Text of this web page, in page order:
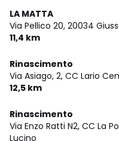
LA MATTA
Via Pellico 20, 20034
11,4 km
Rinascimento
Via Asiago, 2, CC Lario
12,5 km
Rinascimento
Via Enzo Ratti N2, CC La
Lucino